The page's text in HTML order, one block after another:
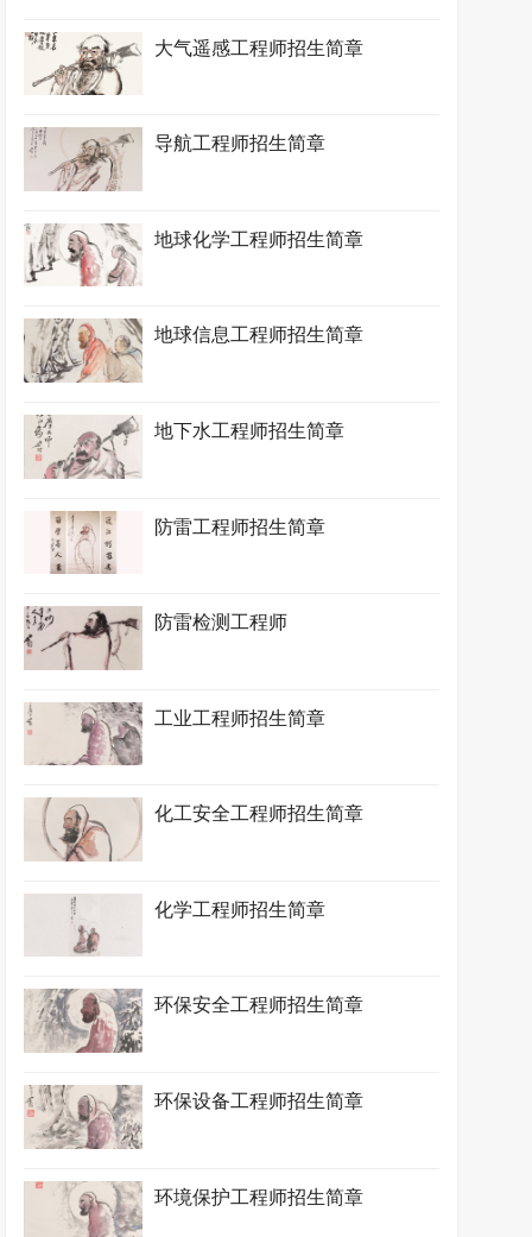
大气遥感工程师招生简章
导航工程师招生简章
地球化学工程师招生简章
地球信息工程师招生简章
地下水工程师招生简章
防雷工程师招生简章
防雷检测工程师
工业工程师招生简章
化工安全工程师招生简章
化学工程师招生简章
环保安全工程师招生简章
环保设备工程师招生简章
环境保护工程师招生简章